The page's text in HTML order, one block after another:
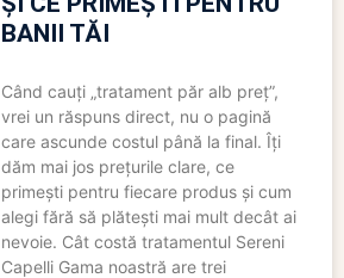
BANII TĂI
Când cauți „tratament păr alb preț”,
vrei un răspuns direct, nu o pagină
care ascunde costul până la final. Îți
dăm mai jos prețurile clare, ce
primești pentru fiecare produs și cum
alegi fără să plătești mai mult decât ai
nevoie. Cât costă tratamentul Sereni
Capelli Gama noastră are trei